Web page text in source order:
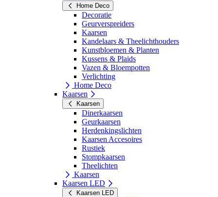
Home Deco
Decoratie
Geurverspreiders
Kaarsen
Kandelaars & Theelichthouders
Kunstbloemen & Planten
Kussens & Plaids
Vazen & Bloempotten
Verlichting
Home Deco
Kaarsen
Kaarsen
Dinerkaarsen
Geurkaarsen
Herdenkingslichten
Kaarsen Accesoires
Rustiek
Stompkaarsen
Theelichten
Kaarsen
Kaarsen LED
Kaarsen LED